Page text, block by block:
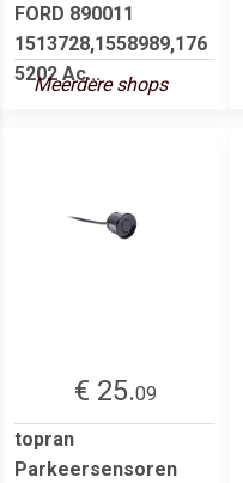
FORD 890011
1513728,1558989,176
5202 Ac...
Meerdere shops
€ 25.09
topran
Parkeersensoren